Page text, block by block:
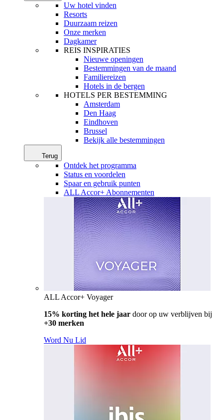
Uw hotel vinden
Resorts
Duurzaam reizen
Onze merken
Dagkamer
REIS INSPIRATIES
Nieuwe openingen
Bestemmingen van de maand
Familiereizen
Hotels in de bergen
HOTELS PER BESTEMMING
Amsterdam
Den Haag
Eindhoven
Brussel
Bekijk alle bestemmingen
Terug
Ontdek het programma
Status en voordelen
Spaar en gebruik punten
ALL Accor+ Abonnementen
ALL Accor+ Voyager
15% korting het hele jaar door op uw verblijven bij
+30 merken
Word Nu Lid